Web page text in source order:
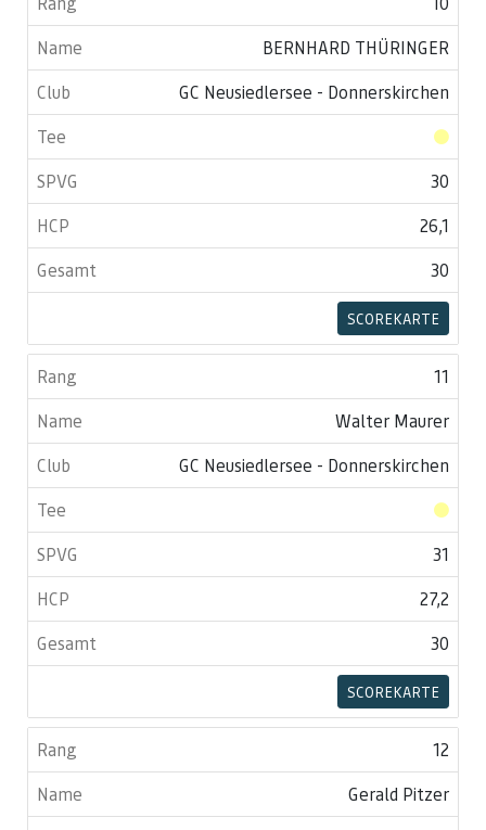
BERNHARD THÜRINGER
GC Neusiedlersee - Donnerskirchen
30
26,1
30
SCOREKARTE
11
Walter Maurer
GC Neusiedlersee - Donnerskirchen
31
27,2
30
SCOREKARTE
12
Gerald Pitzer